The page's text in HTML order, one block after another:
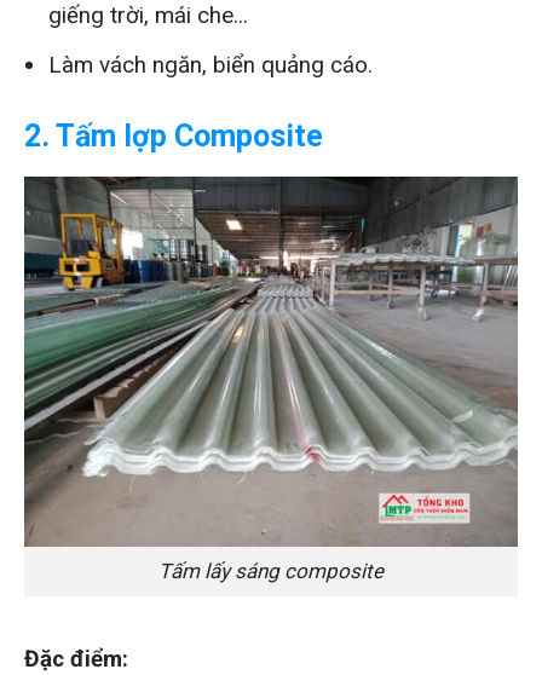
giếng trời, mái che...
Làm vách ngăn, biển quảng cáo.
2. Tấm lợp Composite
Tấm lấy sáng composite
Đặc điểm: